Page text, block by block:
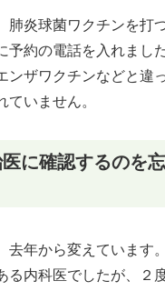
肺炎球菌ワクチンを打
予約の電話を入れまし
ンザワクチンなどと違
ていません。
に確認するのを
去年から変えています
る内科医でしたが、２